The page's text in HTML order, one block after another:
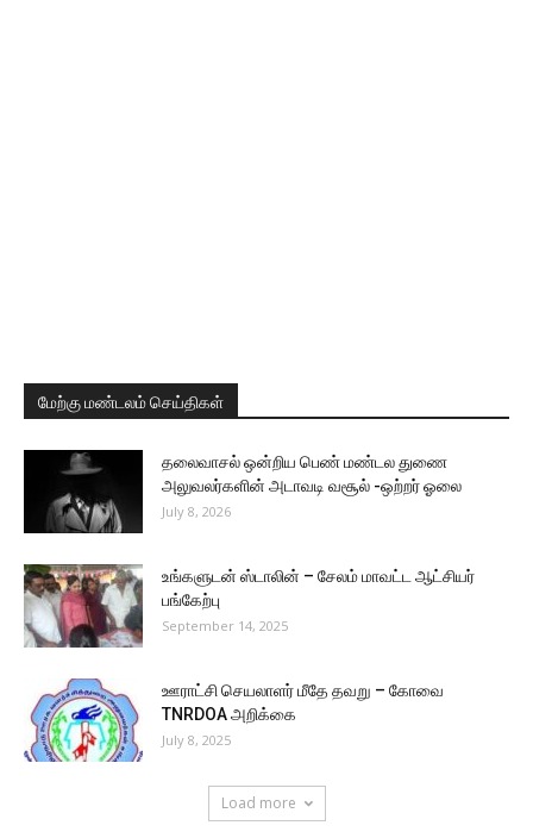
மேற்கு மண்டலம் செய்திகள்
தலைவாசல் ஒன்றிய பெண் மண்டல துணை
அலுவலர்களின் அடாவடி வசூல் -ஒற்றர் ஓலை
July 8, 2026
உங்களுடன் ஸ்டாலின் – சேலம் மாவட்ட ஆட்சியர்
பங்கேற்பு
September 14, 2025
ஊராட்சி செயலாளர் மீதே தவறு – கோவை
TNRDOA அறிக்கை
July 8, 2025
Load more